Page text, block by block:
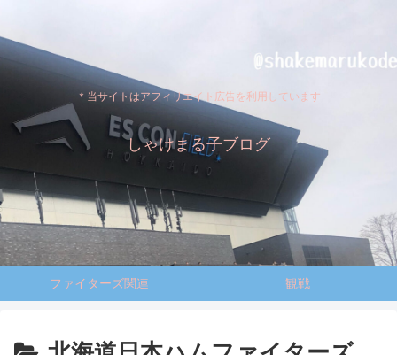
＊当サイトはアフィリエイト広告を利用しています
しゃけまる子ブログ
ファイターズ関連 観戦